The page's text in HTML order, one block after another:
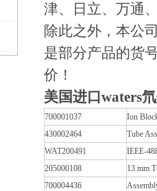
津、日立、万通
除此之外，本公
是部分产品的货
价！
美国进口waters
700001037
Ion
430002464
Tube
WAT200491
IEEE-
205000108
13 mm
700004436